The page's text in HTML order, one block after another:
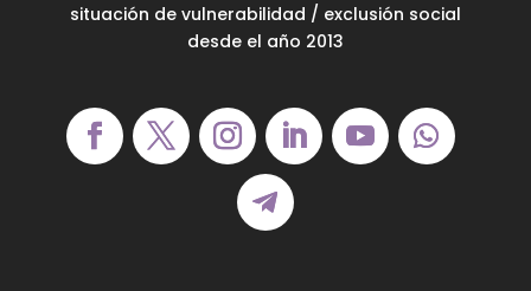
situación de vulnerabilidad / exclusión social
desde el año 2013